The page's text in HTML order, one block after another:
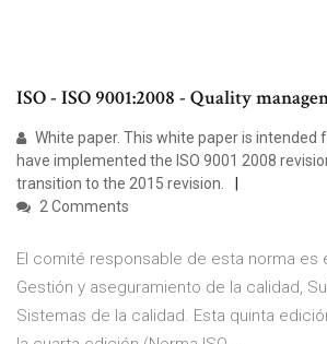
ISO - ISO 9001:2008 - Quality
White paper. This white paper is intended
have implemented the ISO 9001 2008
transition to the 2015 revision.
2 Comments
El comité responsable de esta norma es
Gestión y aseguramiento de la calidad,
Sistemas de la calidad. Esta quinta